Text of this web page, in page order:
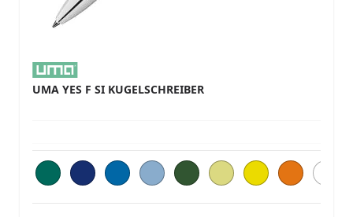
UMA YES F SI KUGELSCHREIBER